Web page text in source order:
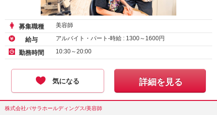
募集職種 美容師
給与 アルバイト・パート-時給 : 1300～ 1600円
勤務時間 10:30～20:00
気になる 詳細を見る
株式会社バサラホールディングス/美容師